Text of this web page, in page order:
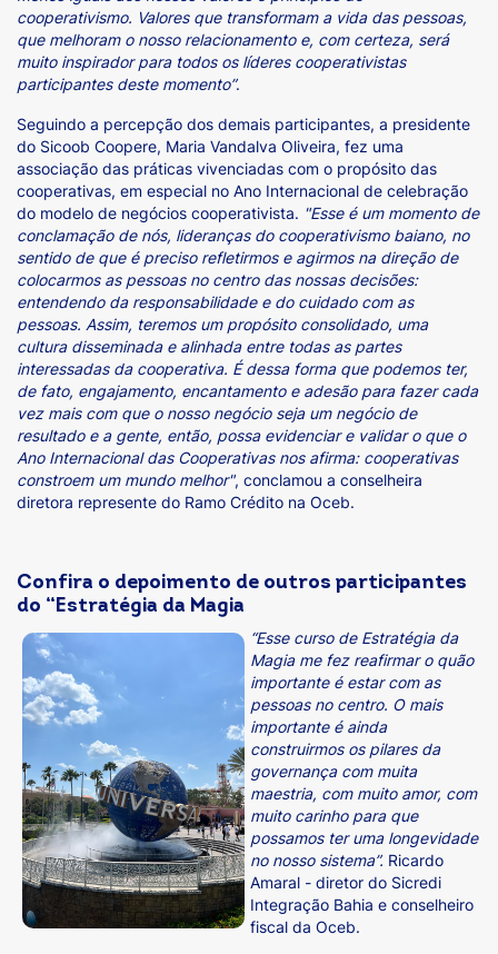
cooperativismo. Valores que transformam a vida das pessoas,
que melhoram o nosso relacionamento e, com certeza, será
muito inspirador para todos os líderes cooperativistas
participantes deste momento”.
Seguindo a percepção dos demais participantes, a presidente
do Sicoob Coopere, Maria Vandalva Oliveira, fez uma
associação das práticas vivenciadas com o propósito das
cooperativas, em especial no Ano Internacional de celebração
do modelo de negócios cooperativista. "Esse é um momento de
conclamação de nós, lideranças do cooperativismo baiano, no
sentido de que é preciso refletirmos e agirmos na direção de
colocarmos as pessoas no centro das nossas decisões:
entendendo da responsabilidade e do cuidado com as
pessoas. Assim, teremos um propósito consolidado, uma
cultura disseminada e alinhada entre todas as partes
interessadas da cooperativa. É dessa forma que podemos ter,
de fato, engajamento, encantamento e adesão para fazer cada
vez mais com que o nosso negócio seja um negócio de
resultado e a gente, então, possa evidenciar e validar o que o
Ano Internacional das Cooperativas nos afirma: cooperativas
constroem um mundo melhor", conclamou a conselheira
diretora represente do Ramo Crédito na Oceb.
Confira o depoimento de outros participantes
do “Estratégia da Magia
“Esse curso de Estratégia da
Magia me fez reafirmar o quão
importante é estar com as
pessoas no centro. O mais
importante é ainda
construirmos os pilares da
governança com muita
maestria, com muito amor, com
muito carinho para que
possamos ter uma longevidade
no nosso sistema”. Ricardo
Amaral - diretor do Sicredi
Integração Bahia e conselheiro
fiscal da Oceb.